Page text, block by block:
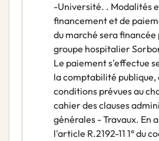
-Université. . Modalités
financement et de
du marché sera financée
groupe hospitalier
Le paiement s'effectue
la comptabilité publique,
conditions prévues au
cahier des clauses
générales - Travaux. En
l'article R.2192-11 1° du